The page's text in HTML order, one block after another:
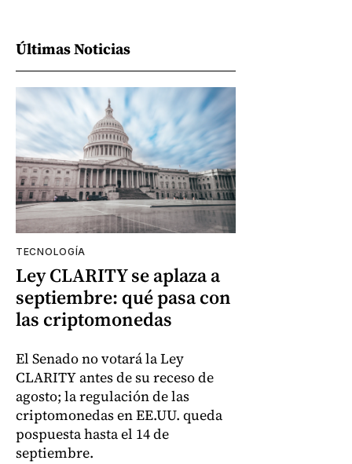
Últimas Noticias
TECNOLOGÍA
Ley CLARITY se aplaza a
septiembre: qué pasa con
las criptomonedas
El Senado no votará la Ley
CLARITY antes de su receso de
agosto; la regulación de las
criptomonedas en EE.UU. queda
pospuesta hasta el 14 de
septiembre.